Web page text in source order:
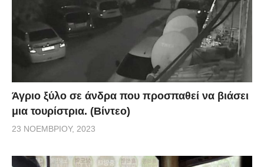
Άγριο ξύλο σε άνδρα που προσπαθεί να βιάσει
μια τουρίστρια. (Βίντεο)
23 ΝΟΕΜΒΡΊΟΥ, 2023